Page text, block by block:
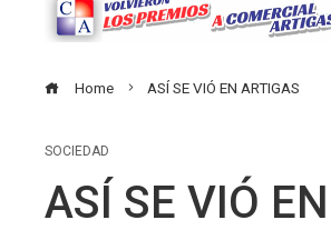
Home ASÍ SE VIÓ EN ARTIGAS
SOCIEDAD
ASÍ SE VIÓ EN